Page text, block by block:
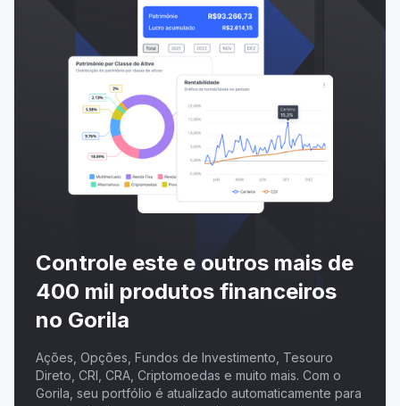
Controle este e outros mais de
400 mil produtos financeiros
no Gorila
Ações, Opções, Fundos de Investimento, Tesouro
Direto, CRI, CRA, Criptomoedas e muito mais. Com o
Gorila, seu portfólio é atualizado automaticamente para